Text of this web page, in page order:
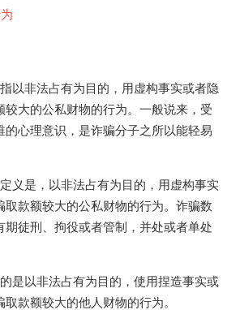
以非法占有为目的，用虚构事实或者隐
较大的公私财物的行为。一般说来，受
的心理意识，是诈骗分子之所以能轻易
义是，以非法占有为目的，用虚构事实
取款额较大的公私财物的行为。诈骗数
期徒刑、拘役或者管制，并处或者单处
是以非法占有为目的，使用捏造事实或
款额较大的他人财物的行为。